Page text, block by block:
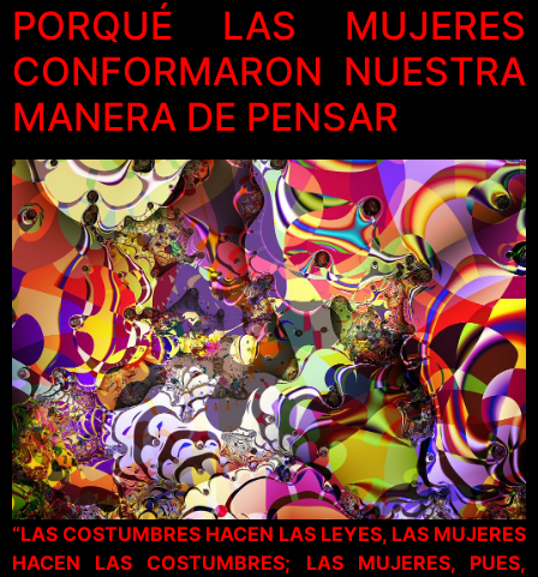
PORQUÉ LAS MUJERES
CONFORMARON NUESTRA
MANERA DE PENSAR
“LAS COSTUMBRES HACEN LAS LEYES, LAS MUJERES
HACEN LAS COSTUMBRES; LAS MUJERES, PUES,